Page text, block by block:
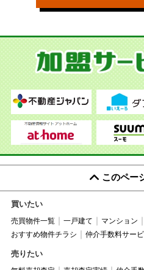
このペー
買いたい
売買物件一覧 一戸建て マンション
おすすめ物件チラシ
仲介手数料サー
売りたい